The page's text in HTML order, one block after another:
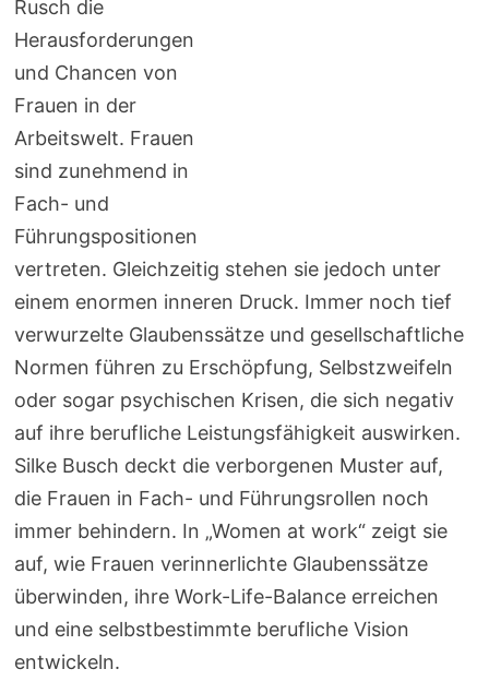
Rusch die
Herausforderungen
und Chancen von
Frauen in der
Arbeitswelt. Frauen
sind zunehmend in
Fach- und
Führungspositionen
vertreten. Gleichzeitig stehen sie jedoch unter
einem enormen inneren Druck. Immer noch tief
verwurzelte Glaubenssätze und gesellschaftliche
Normen führen zu Erschöpfung, Selbstzweifeln
oder sogar psychischen Krisen, die sich negativ
auf ihre berufliche Leistungsfähigkeit auswirken.
Silke Busch deckt die verborgenen Muster auf,
die Frauen in Fach- und Führungsrollen noch
immer behindern. In „Women at work“ zeigt sie
auf, wie Frauen verinnerlichte Glaubenssätze
überwinden, ihre Work-Life-Balance erreichen
und eine selbstbestimmte berufliche Vision
entwickeln.